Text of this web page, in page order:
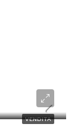
VENDITA